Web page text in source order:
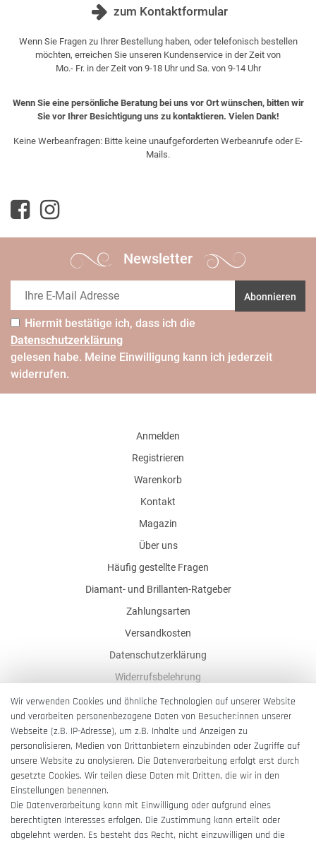
zum Kontaktformular
Wenn Sie Fragen zu Ihrer Bestellung haben, oder telefonisch bestellen
möchten, erreichen Sie unseren Kundenservice in der Zeit von
Mo.- Fr. in der Zeit von 9-18 Uhr und Sa. von 9-14 Uhr
Wenn Sie eine persönliche Beratung bei uns vor Ort wünschen, bitten wir
Sie vor Ihrer Besichtigung uns zu kontaktieren. Vielen Dank!
Keine Werbeanfragen: Bitte keine unaufgeforderten Werbeanrufe oder E-
Mails.
Newsletter
Abonnieren
Hiermit bestätige ich, dass ich die
Daten­schutz­erklärung
gelesen habe. Meine Einwilligung kann ich jederzeit
widerrufen.
Anmelden
Registrieren
Warenkorb
Kontakt
Magazin
Über uns
Häufig gestellte Fragen
Diamant- und Brillanten-Ratgeber
Zahlungsarten
Versandkosten
Datenschutzerklärung
Widerrufsbelehrung
AGB
Impressum
Barrierefreiheitserklärung
Vertrag widerrufen
Wir verwenden Cookies und ähnliche Technologien auf unserer Website
und verarbeiten personenbezogene Daten von Besucher:innen unserer
Webseite (z.B. IP-Adresse), um z.B. Inhalte und Anzeigen zu
personalisieren, Medien von Drittanbietern einzubinden oder Zugriffe auf
unsere Website zu analysieren. Die Datenverarbeitung erfolgt erst durch
gesetzte Cookies. Wir teilen diese Daten mit Dritten, die wir in den
Einstellungen benennen.
Die Datenverarbeitung kann mit Einwilligung oder aufgrund eines
berechtigten Interesses erfolgen. Die Zustimmung kann erteilt oder
abgelehnt werden. Es besteht das Recht, nicht einzuwilligen und die